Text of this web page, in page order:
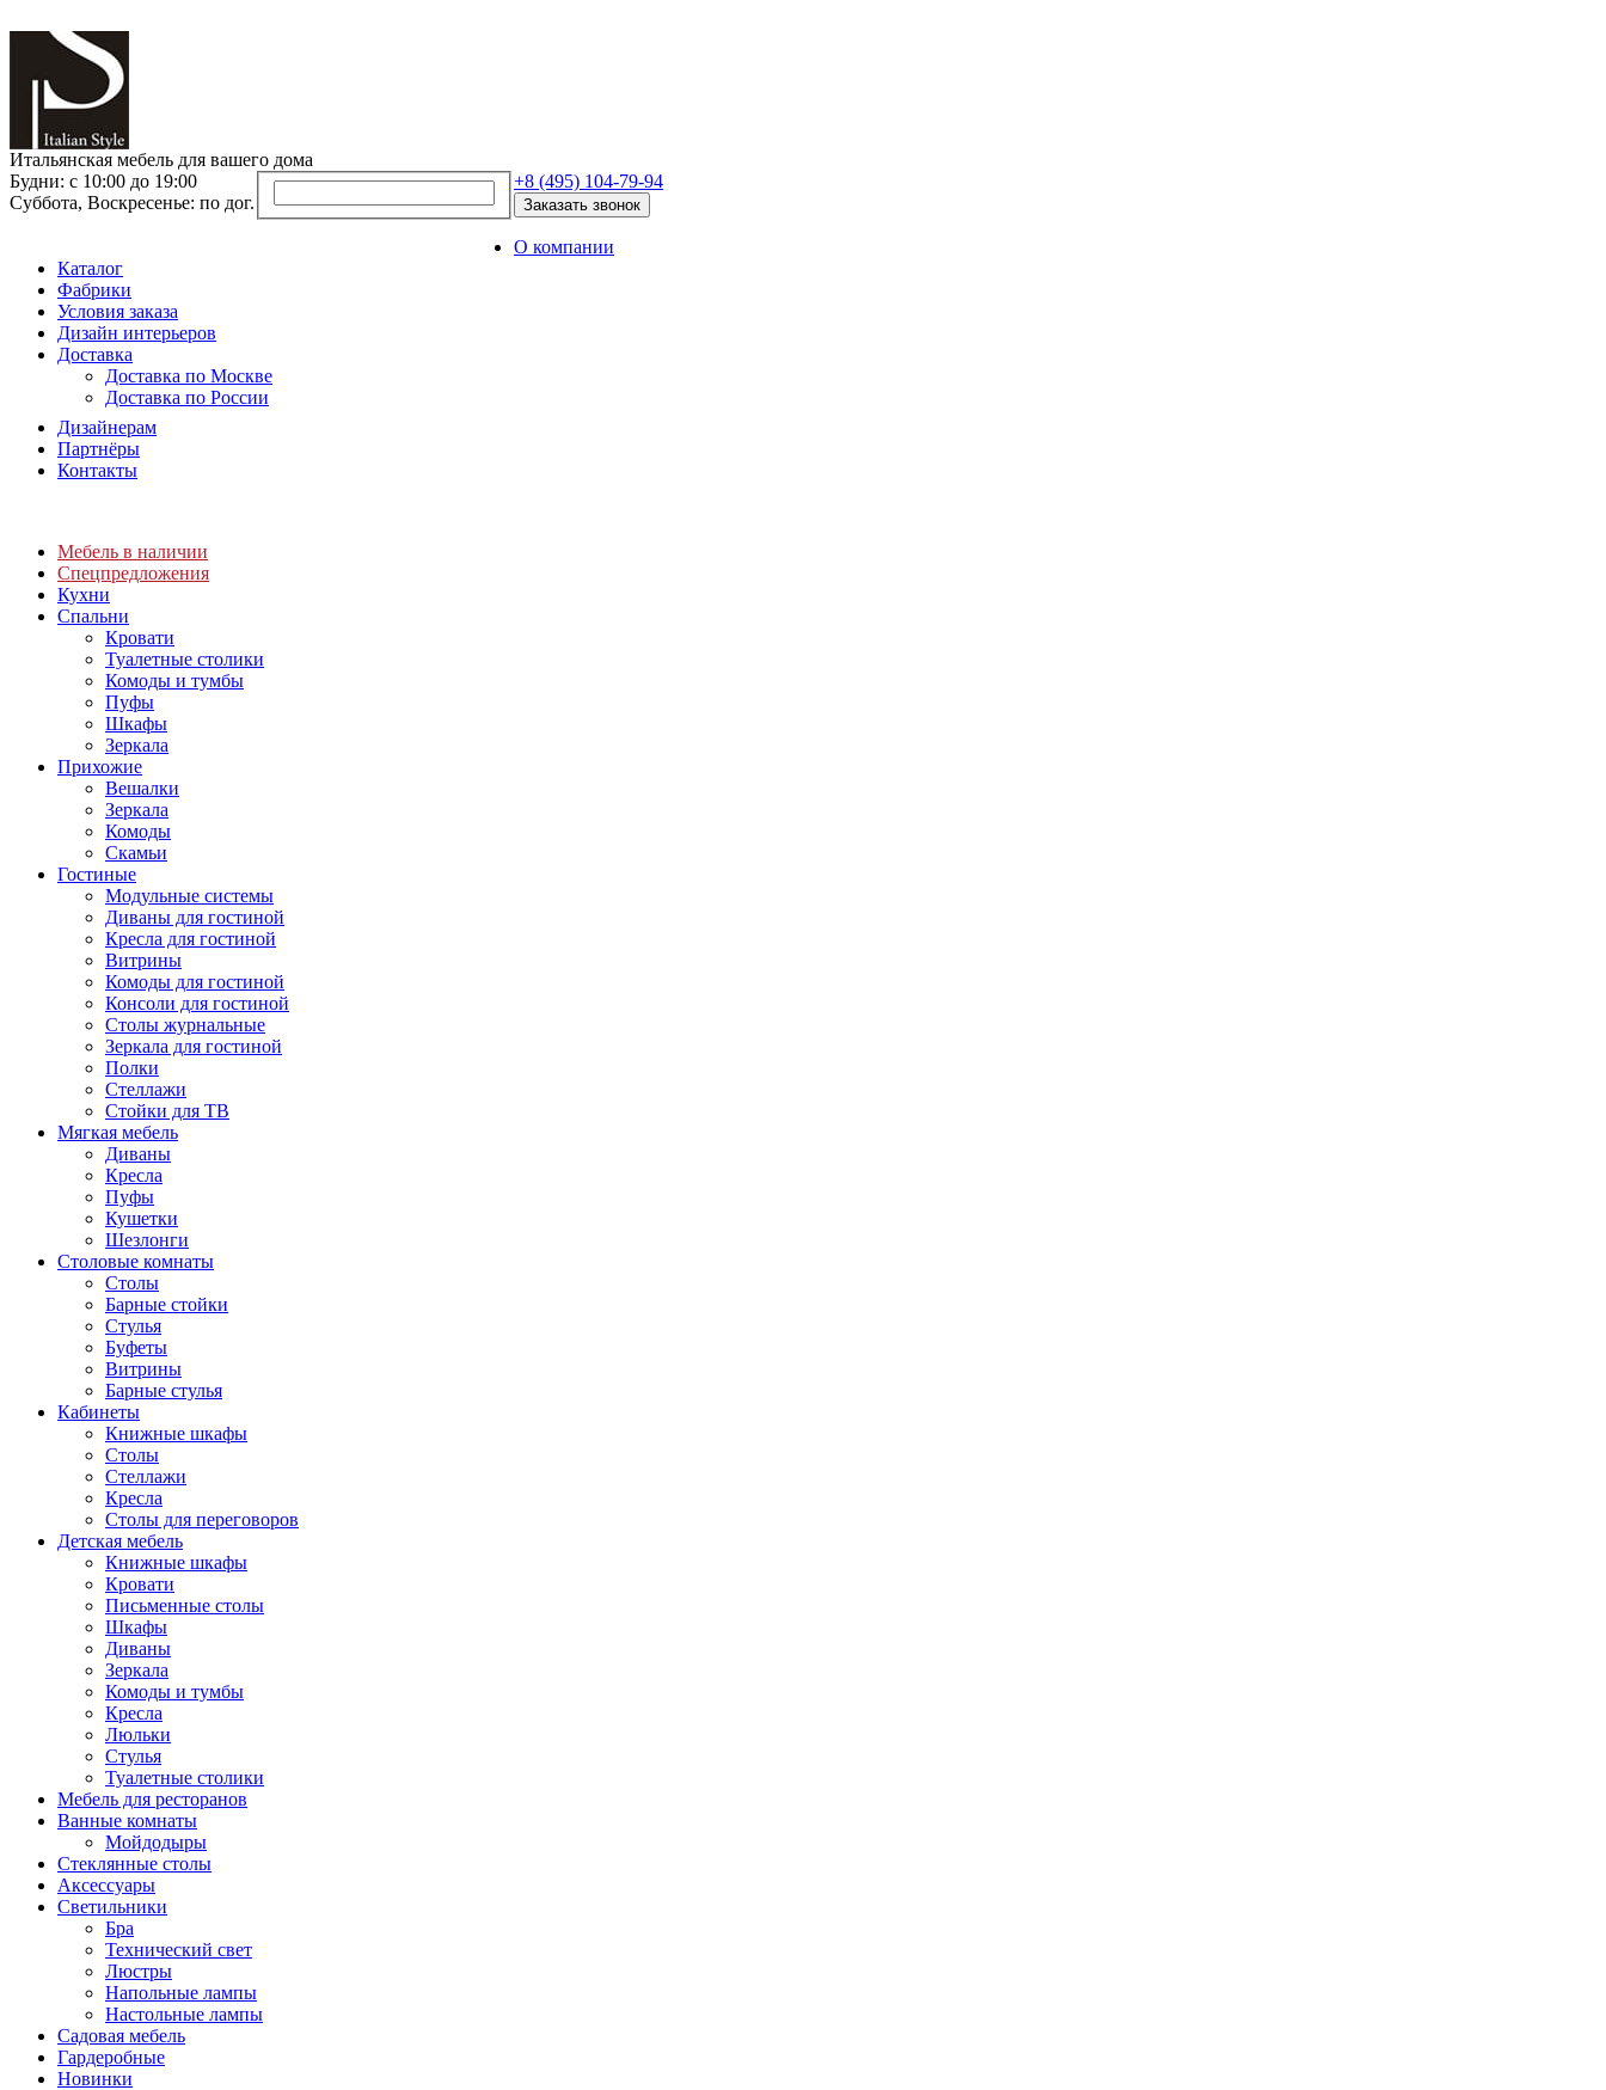
Итальянская мебель для вашего дома
Будни: с 10:00 до 19:00
Суббота, Воскресенье: по дог.
+8 (495) 104-79-94
Заказать звонок
О компании
Каталог
Фабрики
Условия заказа
Дизайн интерьеров
Доставка
Доставка по Москве
Доставка по России
Дизайнерам
Партнёры
Контакты
Мебель в наличии
Спецпредложения
Кухни
Спальни
Кровати
Туалетные столики
Комоды и тумбы
Пуфы
Шкафы
Зеркала
Прихожие
Вешалки
Зеркала
Комоды
Скамьи
Гостиные
Модульные системы
Диваны для гостиной
Кресла для гостиной
Витрины
Комоды для гостиной
Консоли для гостиной
Столы журнальные
Зеркала для гостиной
Полки
Стеллажи
Стойки для ТВ
Мягкая мебель
Диваны
Кресла
Пуфы
Кушетки
Шезлонги
Столовые комнаты
Столы
Барные стойки
Стулья
Буфеты
Витрины
Барные стулья
Кабинеты
Книжные шкафы
Cтолы
Стеллажи
Кресла
Столы для переговоров
Детская мебель
Книжные шкафы
Кровати
Письменные столы
Шкафы
Диваны
Зеркала
Комоды и тумбы
Кресла
Люльки
Стулья
Туалетные столики
Мебель для ресторанов
Ванные комнаты
Мойдодыры
Стеклянные столы
Аксессуары
Светильники
Бра
Технический свет
Люстры
Напольные лампы
Настольные лампы
Садовая мебель
Гардеробные
Новинки